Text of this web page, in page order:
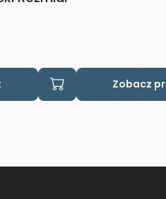
Zobacz